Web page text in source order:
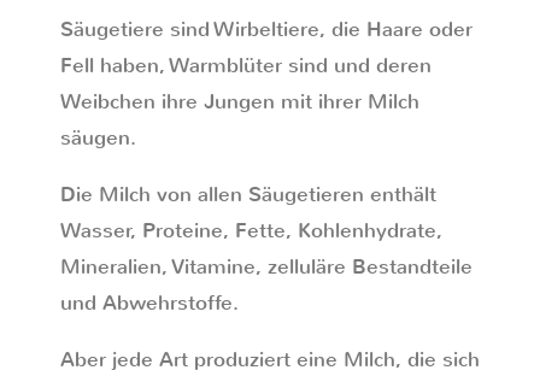
Säugetiere sind Wirbeltiere, die Haare oder
Fell haben, Warmblüter sind und deren
Weibchen ihre Jungen mit ihrer Milch
säugen.
Die Milch von allen Säugetieren enthält
Wasser, Proteine, Fette, Kohlenhydrate,
Mineralien, Vitamine, zelluläre Bestandteile
und Abwehrstoffe.
Aber jede Art produziert eine Milch, die sich